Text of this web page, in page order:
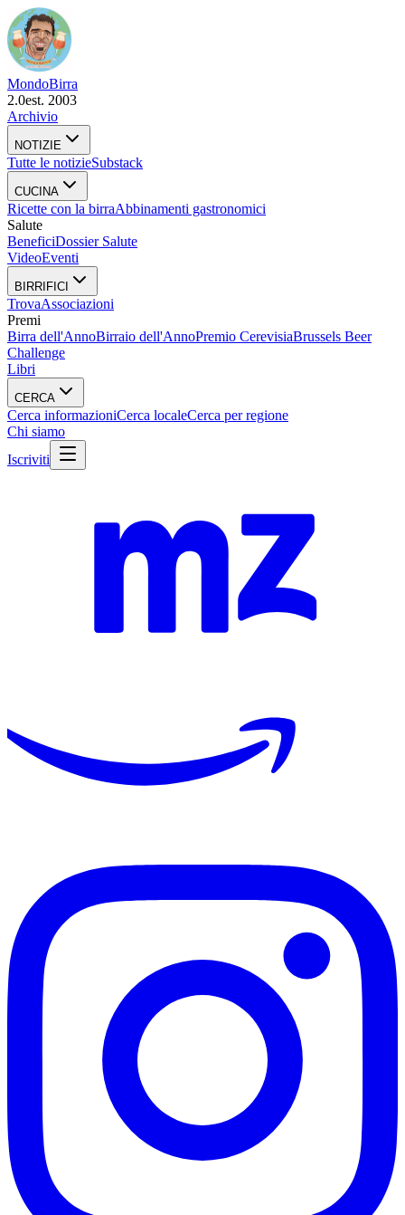
MondoBirra
2.0est. 2003
Archivio
NOTIZIE
Tutte le notizieSubstack
CUCINA
Ricette con la birraAbbinamenti gastronomici
Salute
BeneficiDossier Salute
VideoEventi
BIRRIFICI
TrovaAssociazioni
Premi
Birra dell'AnnoBirraio dell'AnnoPremio CerevisiaBrussels Beer
Challenge
Libri
CERCA
Cerca informazioniCerca localeCerca per regione
Chi siamo
Iscriviti